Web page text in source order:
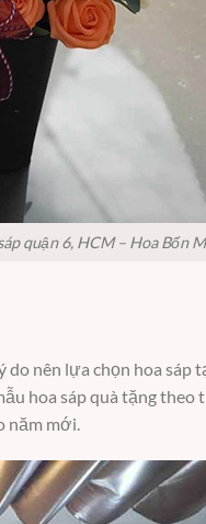
quận 6, HCM – Hoa Bốn
nên lựa chọn hoa sáp
hoa sáp quà tặng theo
năm mới.